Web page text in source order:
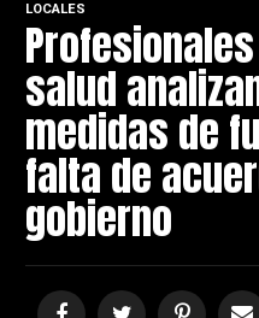
LOCALES
salud
medidas de
falta de
gobierno